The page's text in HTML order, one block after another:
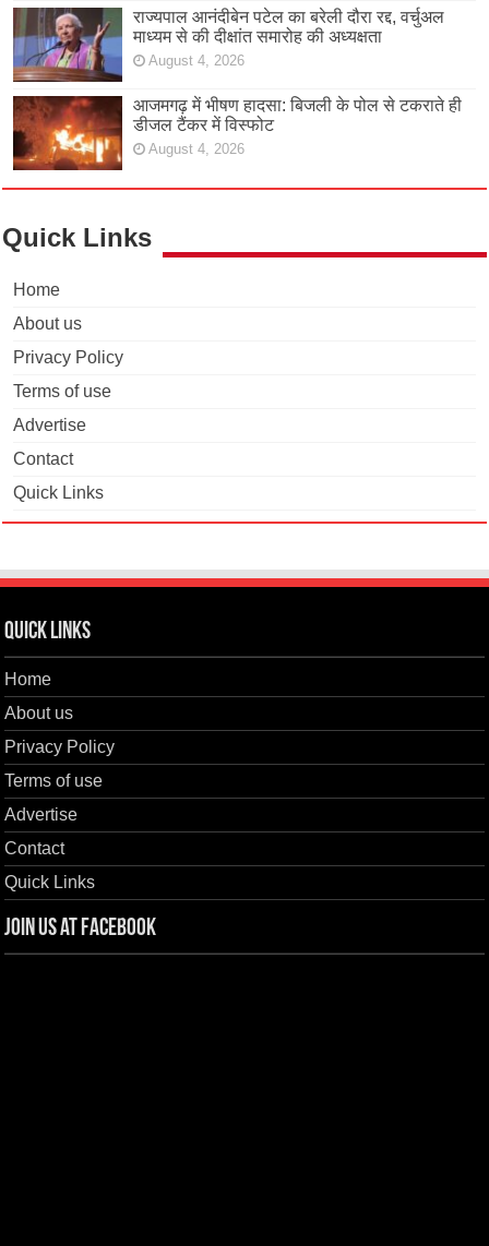
राज्यपाल आनंदीबेन पटेल का बरेली दौरा रद्द, वर्चुअल
माध्यम से की दीक्षांत समारोह की अध्यक्षता
August 4, 2026
आजमगढ़ में भीषण हादसा: बिजली के पोल से टकराते ही
डीजल टैंकर में विस्फोट
August 4, 2026
Quick Links
Home
About us
Privacy Policy
Terms of use
Advertise
Contact
Quick Links
Quick Links
Home
About us
Privacy Policy
Terms of use
Advertise
Contact
Quick Links
Join us at Facebook